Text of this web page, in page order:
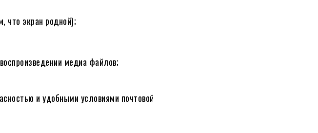
что экран родной);
медиа файлов;
и удобными условиями почтовой